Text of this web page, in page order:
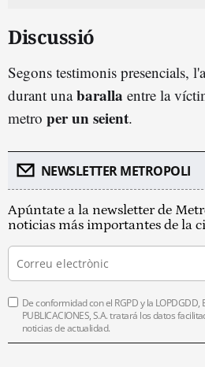
Discussió
Segons testimonis presencials,
durant unabaralla entre la
metro per un seient.
NEWSLETTER METROPOLI
Apúntate a la newsletter de
noticias más importantes de la
De conformidad con el RGPD y la LOPDGDD,
PUBLICACIONES, S.A. tratará los datos
noticias de actualidad.